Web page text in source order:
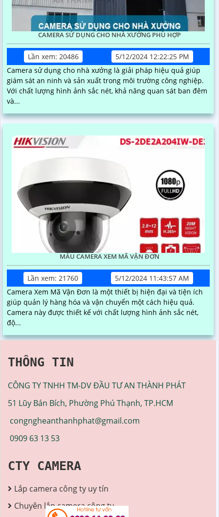
CAMERA SỬ DỤNG CHO NHÀ XƯỞNG PHÙ HỢP
Lần xem: 20486
5/12/2024 12:22:25 PM
Camera sử dụng cho nhà xưởng là giải pháp hiệu quả giúp
giám sát an ninh và sản xuất trong môi trường công nghiệp.
Với chất lượng hình ảnh sắc nét, khả năng quan sát ban đêm
và...
MẪU CAMERA XEM MÃ VẬN ĐƠN
Lần xem: 21760
5/12/2024 11:43:57 AM
Camera Xem Mã Vận Đơn là một thiết bị hiện đại và tiện ích
giúp quản lý hàng hóa và vận chuyển một cách hiệu quả.
Camera này được thiết kế với chất lượng hình ảnh sắc nét,
độ...
THÔNG TIN
CÔNG TY TNHH TM-DV ĐẦU TƯ AN THÀNH PHÁT
51 Lũy Bán Bích, Phường Phú Thạnh, TP.HCM
congngheanthanhphat@gmail.com
0909 63 13 53
CTY CAMERA
Lắp camera công ty uy tín
Chuyên lắp camera công ty